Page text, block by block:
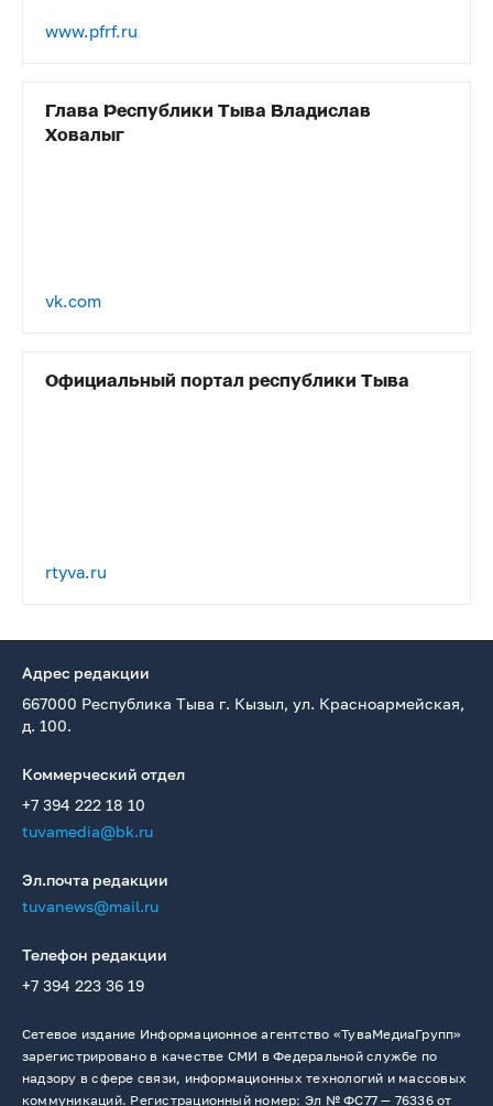
www.pfrf.ru
Глава Республики Тыва Владислав
Ховалыг
vk.com
Официальный портал республики Тыва
rtyva.ru
Адрес редакции
667000 Республика Тыва г. Кызыл, ул. Красноармейская,
д. 100.
Коммерческий отдел
+7 394 222 18 10
tuvamedia@bk.ru
Эл.почта редакции
tuvanews@mail.ru
Телефон редакции
+7 394 223 36 19
Сетевое издание Информационное агентство «ТуваМедиаГрупп»
зарегистрировано в качестве СМИ в Федеральной службе по
надзору в сфере связи, информационных технологий и массовых
коммуникаций. Регистрационный номер: Эл № ФС77 — 76336 от